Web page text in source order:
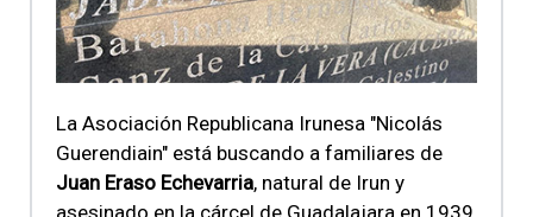
La Asociación Republicana Irunesa "Nicolás
Guerendiain" está buscando a familiares de
Juan Eraso Echevarria, natural de Irun y
asesinado en la cárcel de Guadalajara en 1939